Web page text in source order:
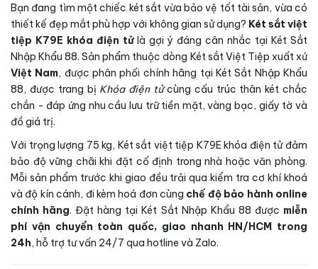
Bạn đang tìm một chiếc két sắt vừa bảo vệ tốt tài sản, vừa có
thiết kế đẹp mắt phù hợp với không gian sử dụng? Két sắt việt
tiệp K79E khóa điện tửlà gợi ý đáng cân nhắc tại Két Sắt
Nhập Khẩu 88. Sản phẩm thuộc dòng Két sắt Việt Tiệp xuất xứ
Việt Nam, được phân phối chính hãng tại Két Sắt Nhập Khẩu
88, được trang bị Khóa điện tửcùng cấu trúc thân két chắc
chắn - đáp ứng nhu cầu lưu trữ tiền mặt, vàng bạc, giấy tờ và
đồ giá trị.
Với trọng lượng 75 kg, Két sắt việt tiệp K79E khóa điện tử đảm
bảo độ vững chãi khi đặt cố định trong nhà hoặc văn phòng.
Mỗi sản phẩm trước khi giao đều trải qua kiểm tra cơ khí khoá
và độ kín cánh, đi kèm hoá đơn cùng chế độ bảo hành online
chính hãng. Đặt hàng tại Két Sắt Nhập Khẩu 88 được miễn
phí vận chuyển toàn quốc, giao nhanh HN/HCM trong
24h, hỗ trợ tư vấn 24/7 qua hotline và Zalo.